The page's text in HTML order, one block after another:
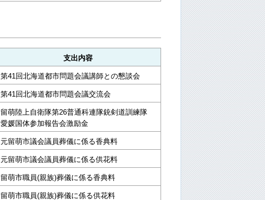
支出内容
第41回北海道都市問題会議講師との懇談会
第41回北海道都市問題会議交流会
留萌陸上自衛隊第26普通科連隊銃剣道訓練隊
愛媛国体参加報告会激励金
元留萌市議会議員葬儀に係る香典料
元留萌市議会議員葬儀に係る供花料
留萌市職員(親族)葬儀に係る香典料
留萌市職員(親族)葬儀に係る供花料